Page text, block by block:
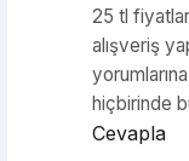
25 tl
alışveriş
hiçbirinde
Cevapla